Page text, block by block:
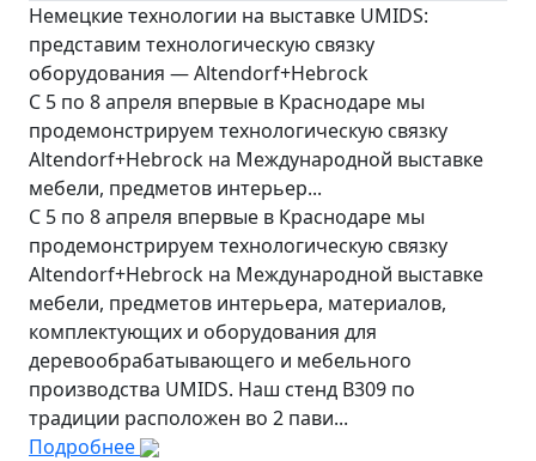
Немецкие технологии на выставке UMIDS:
представим технологическую связку
оборудования — Altendorf+Hebrock
С 5 по 8 апреля впервые в Краснодаре мы
продемонстрируем технологическую связку
Altendorf+Hebrock на Международной выставке
мебели, предметов интерьер...
С 5 по 8 апреля впервые в Краснодаре мы
продемонстрируем технологическую связку
Altendorf+Hebrock на Международной выставке
мебели, предметов интерьера, материалов,
комплектующих и оборудования для
деревообрабатывающего и мебельного
производства UMIDS. Наш стенд B309 по
традиции расположен во 2 пави...
Подробнее